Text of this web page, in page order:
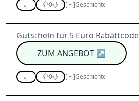
0 [+]Geschichte
Gutschein für 5 Euro Rabattcode
ZUM ANGEBOT↗
0 [+]Geschichte